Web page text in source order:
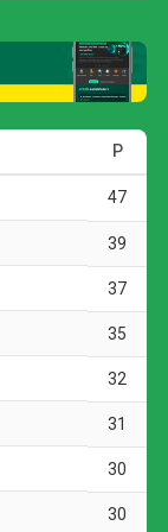
conquistas.
técnico Enzo
Conferência
Para o PSG,
uma quadrupla
do
Liga dos
de Clubes foi
seis vitórias
fase de
pelo
o caminho
(2 a 1
na semifinal).
cinco